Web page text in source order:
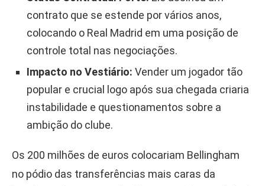
contrato que se estende por vários anos,
colocando o Real Madrid em uma posição de
controle total nas negociações.
Impacto no Vestiário: Vender um jogador tão
popular e crucial logo após sua chegada criaria
instabilidade e questionamentos sobre a
ambição do clube.
Os 200 milhões de euros colocariam Bellingham
no pódio das transferências mais caras da